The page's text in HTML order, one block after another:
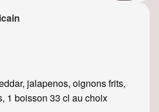
jalapenos, oignons frits,
1 boisson 33 cl au choix